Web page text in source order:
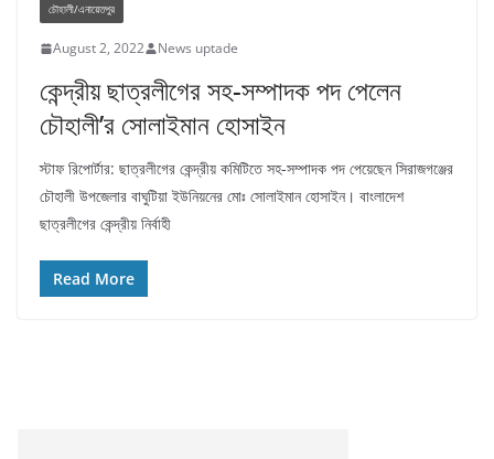
চৌহালী/এনায়েতপুর
August 2, 2022 News uptade
কেন্দ্রীয় ছাত্রলীগের সহ-সম্পাদক পদ পেলেন
চৌহালী’র সোলাইমান হোসাইন
স্টাফ রিপোর্টার: ছাত্রলীগের কেন্দ্রীয় কমিটিতে সহ-সম্পাদক পদ পেয়েছেন সিরাজগঞ্জের
চৌহালী উপজেলার বাঘুটিয়া ইউনিয়নের মোঃ সোলাইমান হোসাইন। বাংলাদেশ
ছাত্রলীগের কেন্দ্রীয় নির্বাহী
Read More